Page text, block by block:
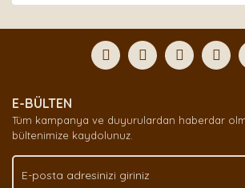
Yorum Yaz
formunu kullanarak tarafımıza
Görüş ve önerileriniz için teşekkür ederiz.
Ürün açıklamasında eksik bilgiler bulunuyor.
Ürün bilgilerinde hatalar bulunuyor.
Bu ürüne benzer farklı alternatifler olmalı.
E-BÜLTEN
Tüm kampanya ve duyurulardan haberdar
bültenimize kaydolunuz.